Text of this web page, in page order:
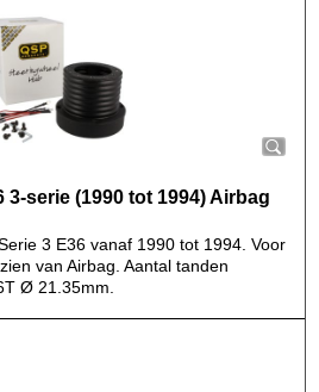
3-serie (1990 tot 1994) Airbag
3 E36 vanaf 1990 tot 1994. Voor
van Airbag. Aantal tanden
Ø 21.35mm.